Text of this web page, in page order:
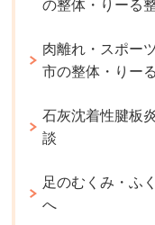
の整体・りーる
肉離れ・スポー
市の整体・りー
石灰沈着性腱板
談
足のむくみ・ふ
へ